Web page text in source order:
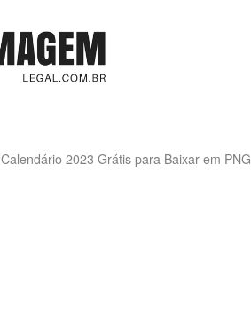
Calendário 2023 Grátis para Baixar em PNG